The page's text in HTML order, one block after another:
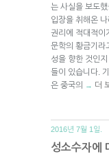
는 사실을 보도
입장을 취해온
권리에 적대적이
문학의 황금기라
성을 향한 것인
들이 있습니다.
은 중국의
→ 더
2016년 7월 1일.
성소수자에